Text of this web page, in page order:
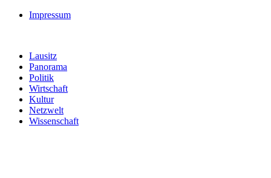
Impressum
Lausitz
Panorama
Politik
Wirtschaft
Kultur
Netzwelt
Wissenschaft